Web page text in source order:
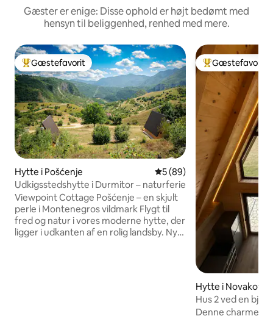
Gæster er enige: Disse ophold er højt bedømt med
hensyn til beliggenhed, renhed med mere.
Bedste gæstefavorit
Gæstefavorit
Hytte i Pošćenje 5 ud af 5 i gennemsnitlig
5 (89)
Udkigsstedshytte i Durmitor – naturferie
Viewpoint Cottage Pošćenje – en skjult
perle i Montenegros vildmark Flygt til
fred og natur i vores moderne hytte, der
ligger i udkanten af en rolig landsby. Nyd
Bedste
Gæstefavorit
Hytte i Novakovići
Hus 2 ved en
Denne